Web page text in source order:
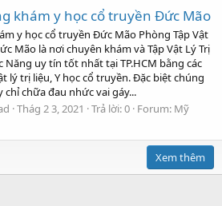
khám y học cổ truyền Đức Mão
y học cổ truyền Đức Mão Phòng Tập Vật
Mão là nơi chuyên khám và Tập Vật Lý Trị
Năng uy tín tốt nhất tại TP.HCM bằng các
lý trị liệu, Y học cổ truyền. Đặc biệt chúng
chữa đau nhức vai gáy...
Thág 2 3, 2021 Trả lời: 0 Forum: Mỹ
Xem thêm